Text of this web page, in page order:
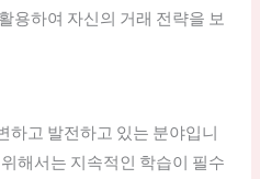
용하여 자신의 거래 전략을 보
하고 발전하고 있는 분야입니
해서는 지속적인 학습이 필수